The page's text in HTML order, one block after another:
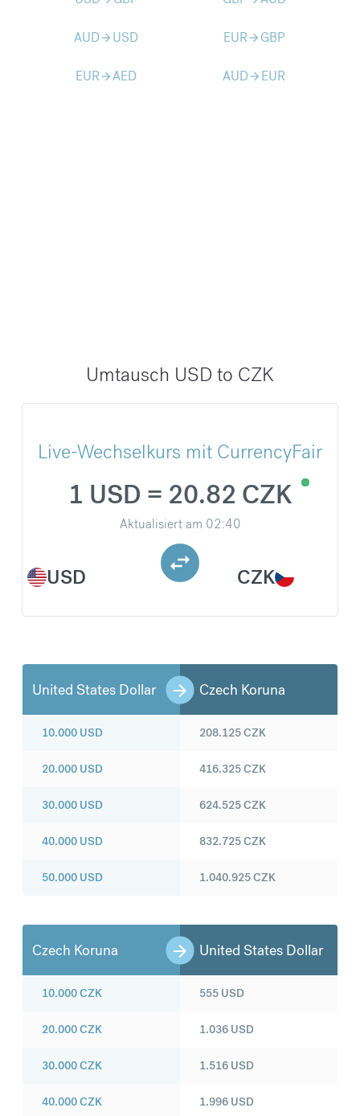
AUDarrow_forward USD EURarrow_forward GBP
EURarrow_forwardAED AUDarrow_forward EUR
Umtausch USD to CZK
Live-Wechselkurs mit CurrencyFair
USD
1 USD = 20.82 CZK
Aktualisiert am 02:40
CZK
United States Dollar Czech Koruna
10.000 USD
20.000 USD
30.000 USD
40.000 USD
50.000 USD
208.125CZK
416.325CZK
624.525CZK
832.725CZK
1.040.925CZK
Czech Koruna United States Dollar
10.000CZK
20.000CZK
30.000CZK
40.000CZK
555 USD
1.036 USD
1.516 USD
1.996 USD